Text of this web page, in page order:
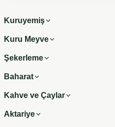
Kuruyemiş
Kuru Meyve
Şekerleme
Baharat
Kahve ve Çaylar
Aktariye